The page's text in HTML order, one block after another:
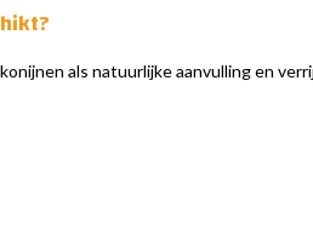
als natuurlijke aanvulling en